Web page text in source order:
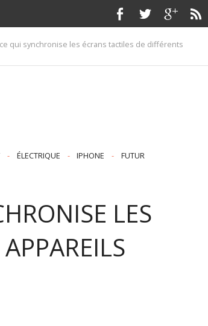
qui synchronise les écrans tactiles de différents
- ÉLECTRIQUE - IPHONE - FUTUR
LES